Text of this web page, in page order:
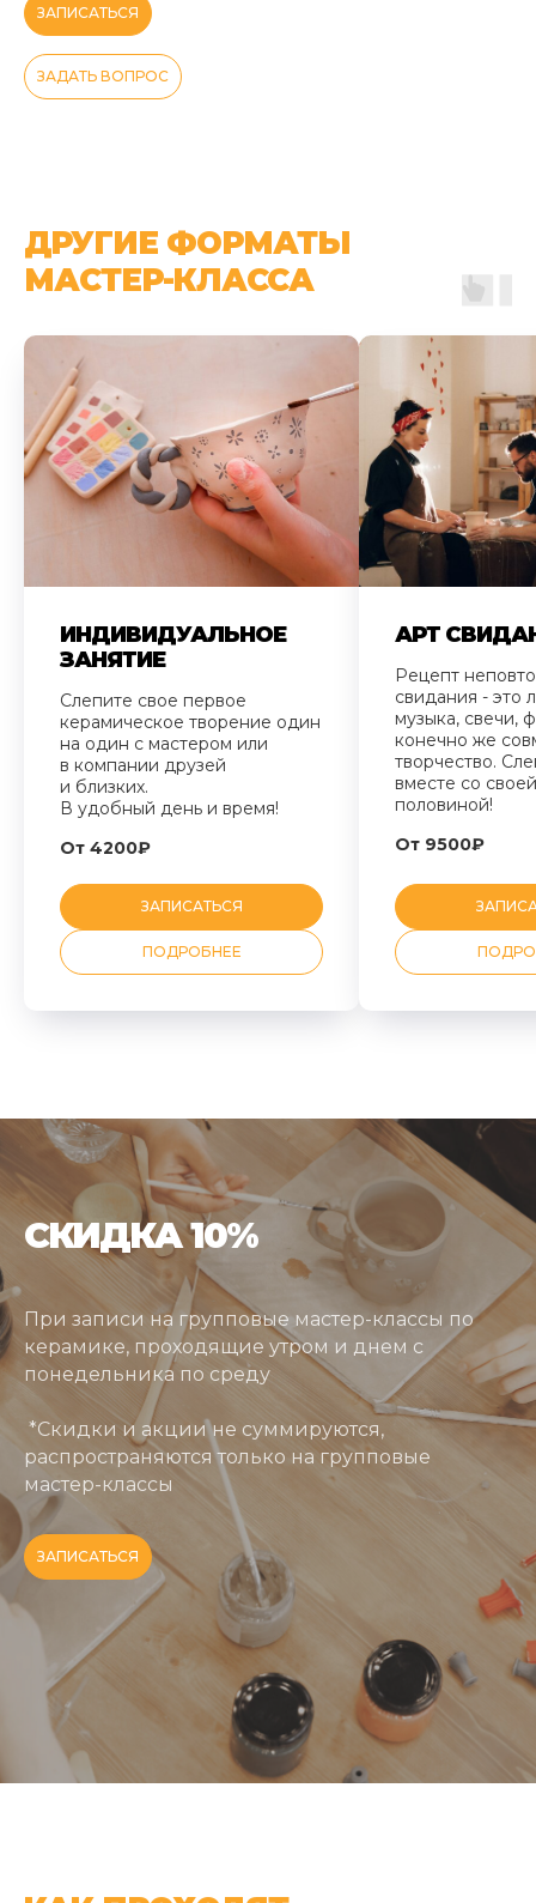
ЗАПИСАТЬСЯ
ЗАДАТЬ ВОПРОС
ДРУГИЕ ФОРМАТЫ
МАСТЕР-КЛАССА
ИНДИВИДУАЛЬНОЕ
ЗАНЯТИЕ
Слепите свое первое
керамическое творение один
на один с мастером или
в компании друзей
и близких.
В удобный день и время!
От 4200₽
ЗАПИСАТЬСЯ
ПОДРОБНЕЕ
АРТ
Рецепт
свидания - это
музыка, свечи,
конечно же
творчество.
вместе со
половиной!
От 9500₽
СКИДКА 10%
При записи на групповые мастер-классы по
керамике, проходящие утром и днем с
понедельника по среду
*Скидки и акции не суммируются,
распространяются только на групповые
мастер-классы
ЗАПИСАТЬСЯ